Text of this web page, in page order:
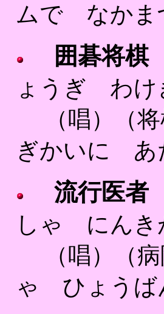
ムで なかま
囲碁将棋
ょうぎ わけ
（唱）（将
ぎかいに
流行医者
しゃ にんき
（唱）（病
ゃ ひょうば